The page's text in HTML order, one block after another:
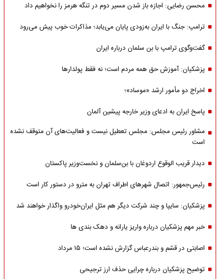
محسن رضایی: اجازه باز شدن مسیر دوم در تنگه هرمز را نخواهیم داد
ترامپ: جنگ با ایران به‌زودی پایان می‌یابد؛ مذاکرات خوب پیش می‌رود
گفت‌وگوی ترامپ با بن سلمان درباره ایران
پزشکیان: آموزش حق همه مردم است؛ نه فقط پولدارها
اخراج دو مأمور ارشد «موساد»؛
پاسخ ایران به ادعای وزیر خارجه پیشین آلمان
مشاور رئیس مجلس: مجلس تعطیل نیست و فعالیت‌های آن متوقف نشده
است
دیدار قریب الوقوع اردوغان با بن‌سلمان و نخست‌وزیر پاکستان
رئیس‌جمهور: اتصال شهرهای اطراف تهران به مترو در دستور کار است
پزشکیان: سایپا و چند شرکت دیگر هم مثل ایران‌خودرو واگذار خواهند شد
خبر مهم پزشکیان درباره واریز یارانه و دهک بندی ها
اصابتی در قشم و بندرعباس گزارش نشده است؛ ۱۵ مرداد
توضیح پزشکیان درباره چرایی حذف ارز ترجیحی